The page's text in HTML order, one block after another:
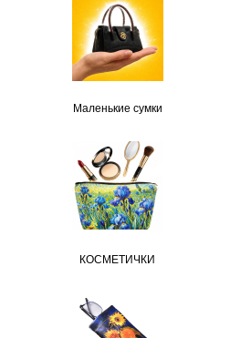
Маленькие сумки
КОСМЕТИЧКИ